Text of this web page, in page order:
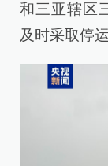
和三亚辖区
及时采取停运